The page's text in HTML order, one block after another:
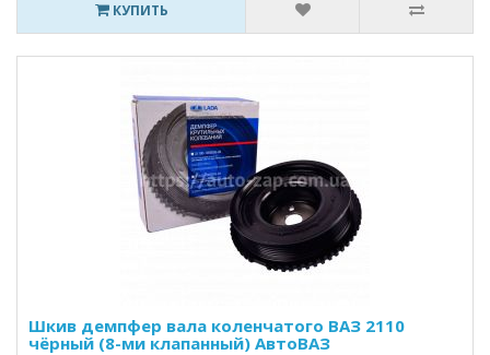
КУПИТЬ
Шкив демпфер вала коленчатого ВАЗ 2110
чёрный (8-ми клапанный) АвтоВАЗ